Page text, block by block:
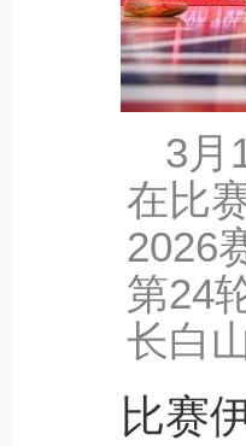
3月
在比
2026
第24
长白
比赛伊